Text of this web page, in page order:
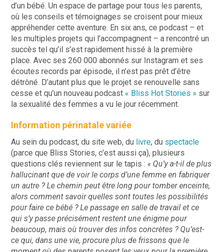
d’un bébé. Un espace de partage pour tous les parents,
où les conseils et témoignages se croisent pour mieux
appréhender cette aventure. En six ans, ce podcast – et
les multiples projets qui l’accompagnent – a rencontré un
succès tel qu’il s’est rapidement hissé à la première
place. Avec ses 260 000 abonnés sur Instagram et ses
écoutes records par épisode, il n’est pas prêt d’être
détrôné. D’autant plus que le projet se renouvelle sans
cesse et qu’un nouveau podcast « Bliss Hot Stories » sur
la sexualité des femmes a vu le jour récemment.
Information périnatale variée
Au sein du podcast, du site web, du livre, du spectacle
(parce que Bliss Stories, c’est aussi ça), plusieurs
questions clés reviennent sur le tapis : « Qu’y a-t-il de plus
hallucinant que de voir le corps d’une femme en fabriquer
un autre ? Le chemin peut être long pour tomber enceinte,
alors comment savoir quelles sont toutes les possibilités
pour faire ce bébé ? Le passage en salle de travail et ce
qui s’y passe précisément restent une énigme pour
beaucoup, mais où trouver des infos concrètes ? Qu’est-
ce qui, dans une vie, procure plus de frissons que le